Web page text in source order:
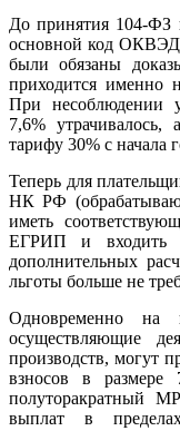
До принятия 104-ФЗ
основной код ОКВЭД
были обязаны
приходится именно
При несоблюдении
7,6%
тарифу 30% с начала
Теперь для
НК РФ
иметь
ЕГРИП и входить
дополнительных
льготы больше не
Одновременно на
осуществляющие
производств, могут
взносов в
полуторакратный
выплат в